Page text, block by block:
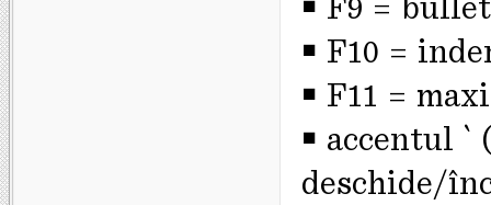
￭ F10 =
￭ F11 =
￭ accentul
deschide/